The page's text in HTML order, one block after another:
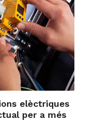
elèctriques
per a més